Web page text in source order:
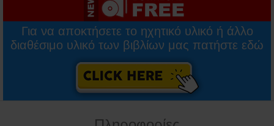
Για να αποκτήσετε το ηχητικό υλικό ή άλλο
διαθέσιμο υλικό των βιβλίων μας πατήστε εδώ